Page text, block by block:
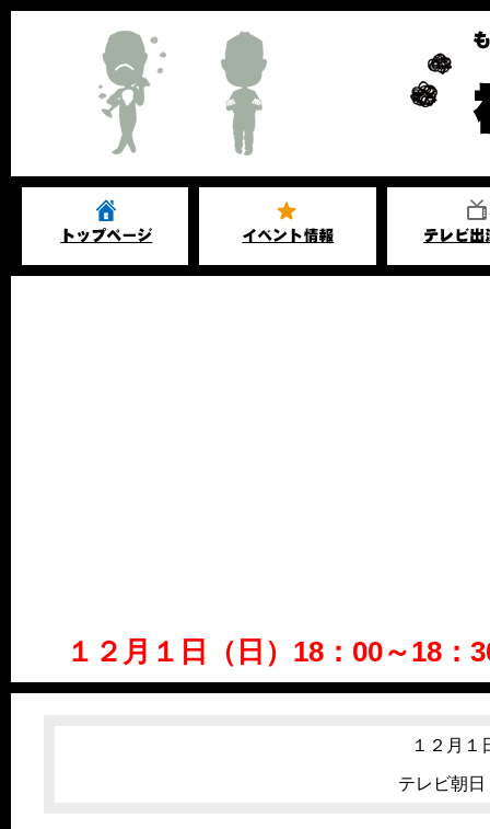
１２月１日（日）18：00～18
１２月１
テレビ朝